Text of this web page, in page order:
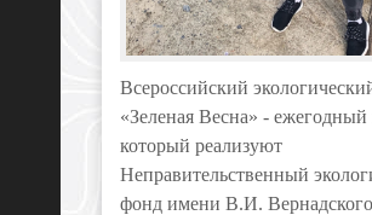
Всероссийский
«Зеленая Весна» - ежегодный
который реализуют
Неправительственный
фонд имени В.И.